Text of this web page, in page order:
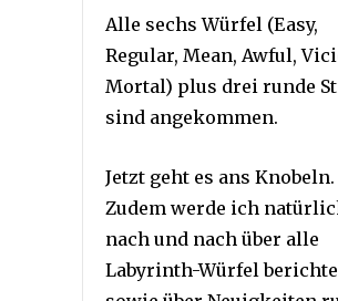
Alle sechs Würfel (Easy,
Regular, Mean, Awful,
Mortal) plus drei runde
sind angekommen.
Jetzt geht es ans Knobeln.
Zudem werde ich
nach und nach über alle
Labyrinth-Würfel